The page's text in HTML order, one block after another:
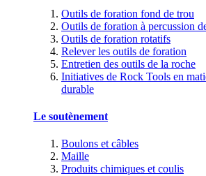
Outils de foration fond de trou
Outils de foration à percussion
Outils de foration rotatifs
Relever les outils de foration
Entretien des outils de la roche
Initiatives de Rock Tools en
durable
Le soutènement
Boulons et câbles
Maille
Produits chimiques et coulis